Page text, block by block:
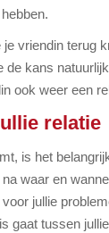
vriendin terug
de kans
ook weer een
relatie
is het
waar en
jullie
gaat tussen